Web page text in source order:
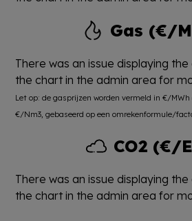
Gas (€/
There was an issue displaying
the chart in the admin area for
Let op: de gasprijzen worden vermeld in €/MWh
€/Nm3, gebaseerd op een omrekenformule/factor
CO2 (€/
There was an issue displaying
the chart in the admin area for